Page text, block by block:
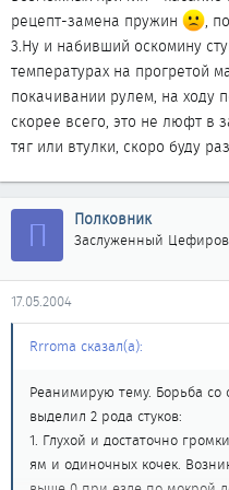
рецепт-замена пружин
,
3.Ну и набивший оскомину
температурах на прогретой
покачивании рулем, на ходу
скорее всего, это не люфт в
тяг или втулки, скоро буду
П Полковник
Заслуженный
17.05.2004
Rrroma сказал(а):
Реанимирую тему. Борьба со
выделил 2 рода стуков:
1. Глухой и достаточно
ям и одиночных кочек.